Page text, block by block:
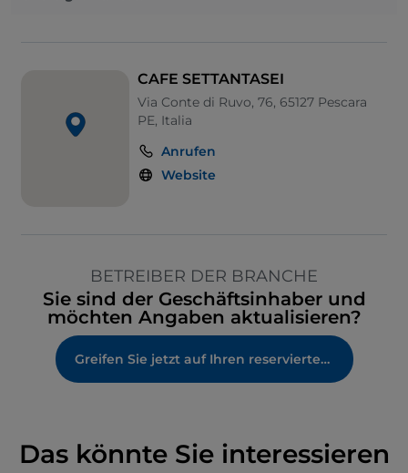
CAFE SETTANTASEI
Via Conte di Ruvo, 76, 65127 Pescara
PE, Italia
Anrufen
Website
BETREIBER DER BRANCHE
Sie sind der Geschäftsinhaber und
möchten Angaben aktualisieren?
Greifen Sie jetzt auf Ihren reservierten Bereich zu
Das könnte Sie interessieren